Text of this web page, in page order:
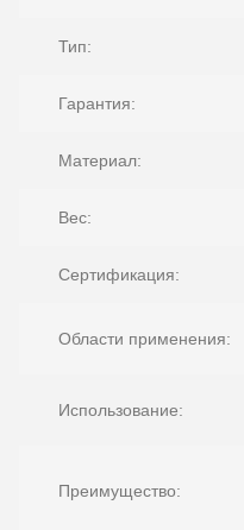
Тип:
Гарантия:
Материал:
Вес:
Сертификация:
Области применения:
Использование:
Преимущество: